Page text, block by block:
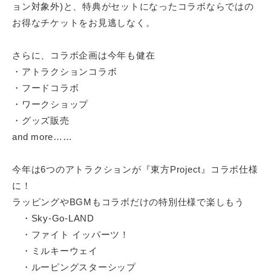
の
事
テ
ョン対象外)と、特典がセットになったコラボならではの
お得なチケットをお見逃しなく。
さらに、コラボ企画は今年も健在
・アトラクションコラボ
・フードコラボ
・ワークショップ
・グッズ販売
and more……
今年は6つのアトラクションが『東方Project』コラボ仕様
に！
ラッピングやBGMもコラボだけの特別仕様で楽しもう
・Sky-Go-LAND
・ファイト イッパーツ！
・ミルキーウェイ
・ルーピングスターシップ